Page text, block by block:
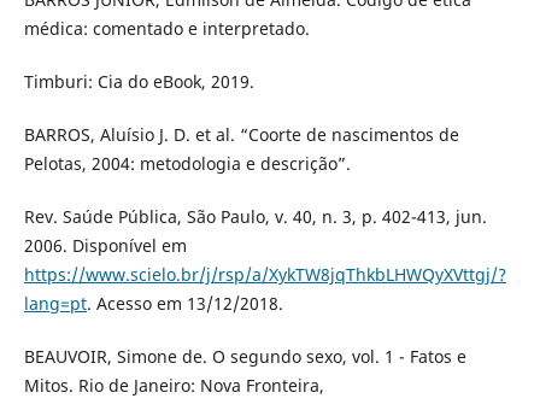
médica: comentado e interpretado.
Timburi: Cia do eBook, 2019.
BARROS, Aluísio J. D. et al. “Coorte de nascimentos de
Pelotas, 2004: metodologia e descrição”.
Rev. Saúde Pública, São Paulo, v. 40, n. 3, p. 402-413, jun.
2006. Disponível em
https://www.scielo.br/j/rsp/a/XykTW8jqThkbLHWQyXVttgj/?
lang=pt. Acesso em 13/12/2018.
BEAUVOIR, Simone de. O segundo sexo, vol. 1 - Fatos e
Mitos. Rio de Janeiro: Nova Fronteira,